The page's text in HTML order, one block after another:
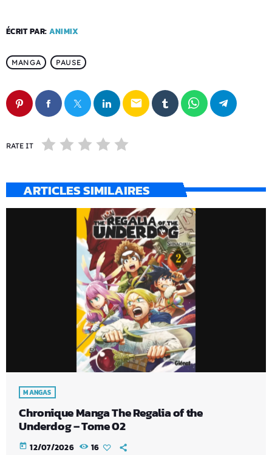
ÉCRIT PAR: ANIMIX
MANGA PAUSE
email
RATE IT
ARTICLES SIMILAIRES
MANGAS
Chronique Manga The Regalia of the
Underdog – Tome 02
today 12/07/2026 16